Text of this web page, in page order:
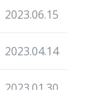
2023.06.15
2023.04.14
2023.01.30